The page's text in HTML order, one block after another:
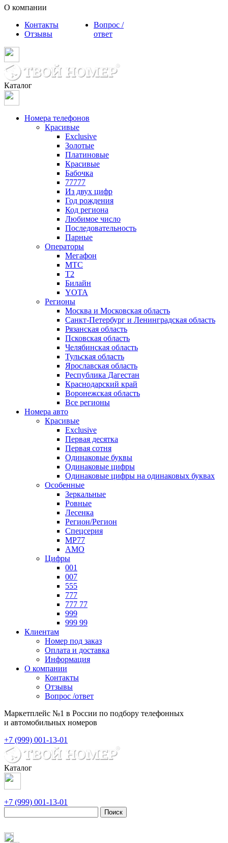
О компании
Контакты
Отзывы
Вопрос /
ответ
Каталог
Номера телефонов
Красивые
Exclusive
Золотые
Платиновые
Красивые
Бабочка
77777
Из двух цифр
Год рождения
Код региона
Любимое число
Последовательность
Парные
Операторы
Мегафон
МТС
Т2
Билайн
YOTA
Регионы
Москва и Московская область
Санкт-Петербург и Ленинградская область
Рязанская область
Псковская область
Челябинская область
Тульская область
Ярославская область
Республика Дагестан
Краснодарский край
Воронежская область
Все регионы
Номера авто
Красивые
Exclusive
Первая десятка
Первая сотня
Одинаковые буквы
Одинаковые цифры
Одинаковые цифры на одинаковых буквах
Особенные
Зеркальные
Ровные
Лесенка
Регион/Регион
Спецсерия
МР77
АМО
Цифры
001
007
555
777
777 77
999
999 99
Клиентам
Номер под заказ
Оплата и доставка
Информация
О компании
Контакты
Отзывы
Вопрос /ответ
Маркетплейс №1 в России по подбору телефонных
и автомобильных номеров
+7 (999) 001-13-01
Каталог
+7 (999) 001-13-01
Поиск